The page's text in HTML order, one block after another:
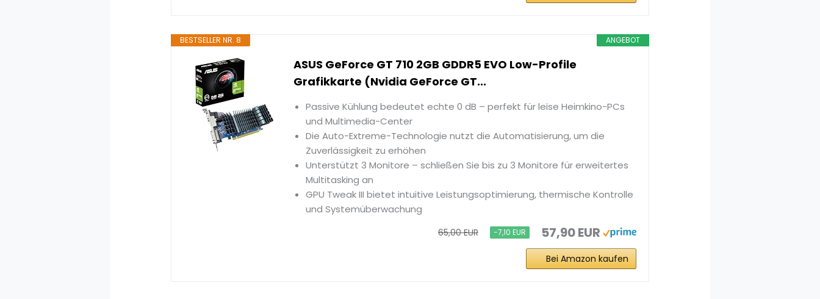
ANGEBOT
BESTSELLER NR. 8
ASUS GeForce GT 710 2GB GDDR5 EVO Low-Profile
Grafikkarte (Nvidia GeForce GT...
Passive Kühlung bedeutet echte 0 dB – perfekt für leise Heimkino-PCs
und Multimedia-Center
Die Auto-Extreme-Technologie nutzt die Automatisierung, um die
Zuverlässigkeit zu erhöhen
Unterstützt 3 Monitore – schließen Sie bis zu 3 Monitore für erweitertes
Multitasking an
GPU Tweak III bietet intuitive Leistungsoptimierung, thermische Kontrolle
und Systemüberwachung
65,00 EUR −7,10 EUR 57,90 EUR
Bei Amazon kaufen